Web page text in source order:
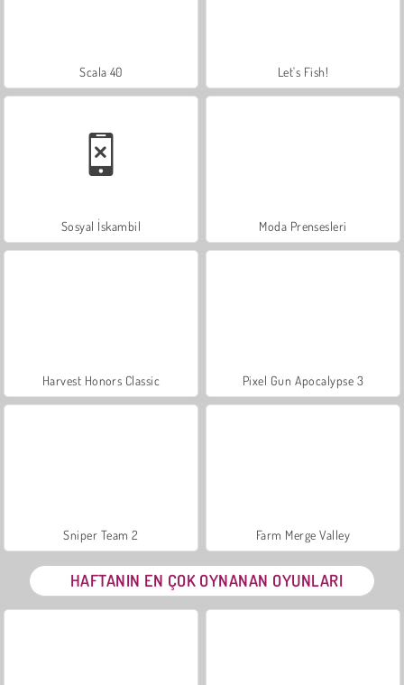
Scala 40 Let's Fish!
Sosyal İskambil Moda Prensesleri
Harvest Honors Classic Pixel Gun Apocalypse 3
Sniper Team 2 Farm Merge Valley
HAFTANIN EN ÇOK OYNANAN OYUNLARI